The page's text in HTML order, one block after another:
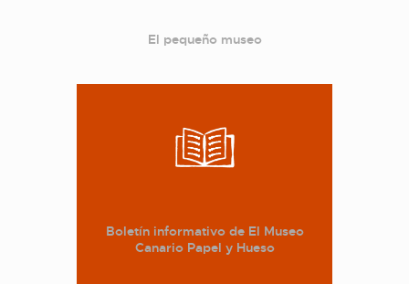
SERVICES
El pequeño museo
Boletín informativo de El Museo
Canario Papel y Hueso